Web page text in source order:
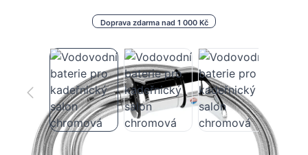
Doprava zdarma nad 1 000 Kč